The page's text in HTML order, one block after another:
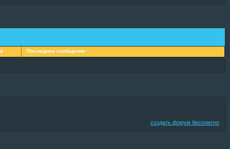
Последнее сообщение
создать форум бесплатно